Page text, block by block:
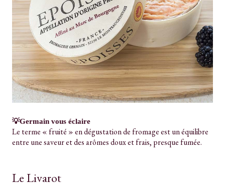
💡Germain vous éclaire
Le terme « fruité » en dégustation de fromage est un équilibre
entre une saveur et des arômes doux et frais, presque fumée.
Le Livarot